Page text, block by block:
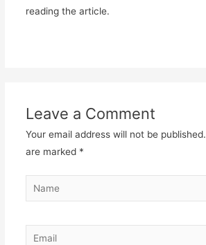
reading the article.
Leave a Comment
Your email address will not be published.
are marked *
Name
Email